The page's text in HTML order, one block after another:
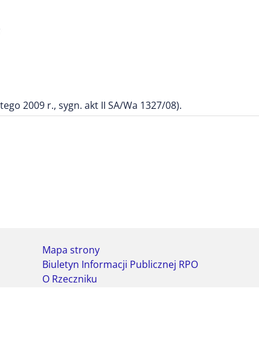
2009 r., sygn. akt II SA/Wa 1327/08).
Mapa strony
Biuletyn Informacji Publicznej RPO
O Rzeczniku